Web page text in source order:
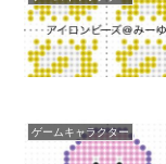
ゲームキャラクター